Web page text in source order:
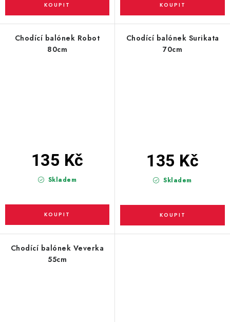
Chodící balónek Robot
80cm
Skladem
135 Kč
Chodící balónek Surikata
70cm
Skladem
135 Kč
Chodící balónek Veverka
55cm